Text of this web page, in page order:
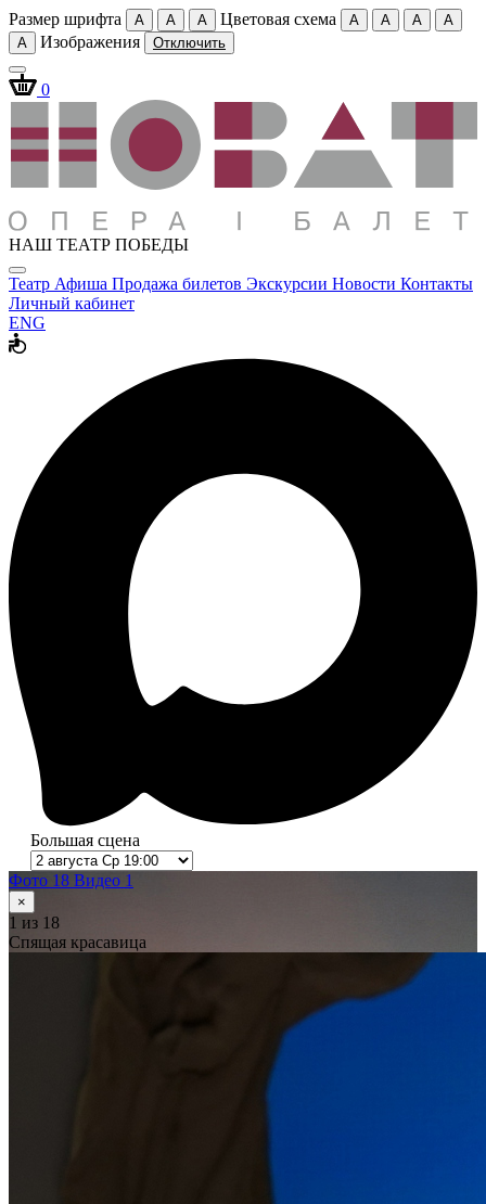
Размер шрифта A A A Цветовая схема A A A
A
A
Изображения Отключить
0
НАШ ТЕАТР ПОБЕДЫ
Театр Афиша Продажа билетов Экскурсии Новости Контакты
Личный кабинет
ENG
Большая сцена
Фото 18 Видео 1
×
1 из 18
Спящая красавица